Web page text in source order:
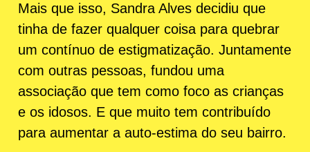
Mais que isso, Sandra Alves decidiu que
tinha de fazer qualquer coisa para quebrar
um contínuo de estigmatização. Juntamente
com outras pessoas, fundou uma
associação que tem como foco as crianças
e os idosos. E que muito tem contribuído
para aumentar a auto-estima do seu bairro.